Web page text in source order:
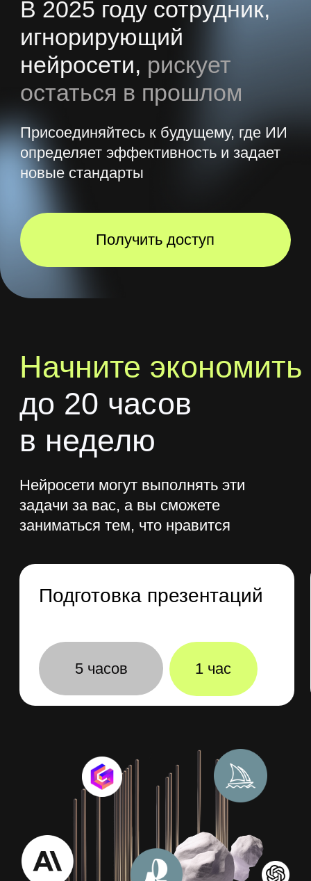
Работать с разными
нейросетями
востребованными нейросетями,
на реальных кейсах разберетесь
в их функционале и внедрите в свою
работу
В результате вы
научитесь
Анализировать данные
Вы научитест работать с Rows AI,
Grapha AI, ChatGPT, которые
упростят вам работу с таблицами,
Создавать уникальный
C помощью Midjorney и DALL-E ваши
иллюстрации и изображения выйдут
будут захватывать внимание,
а благодаря ChatGPT и TandexGPT
много времени
Повышать свою
продуктивность
тренера, консультанта по финансам
или ассистента, который заберет
на себя рутинные задачи
Эксперт курса